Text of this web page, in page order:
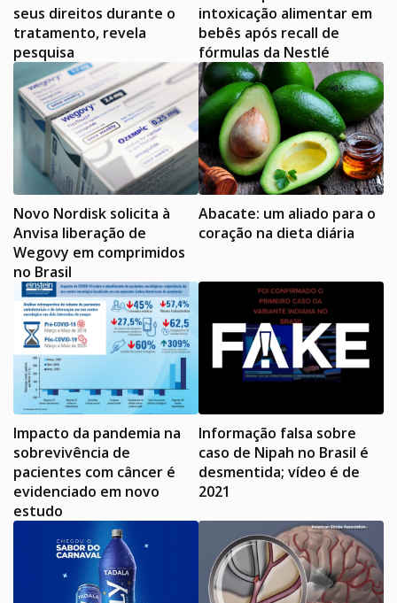
seus direitos durante o
tratamento, revela
pesquisa
intoxicação alimentar em
bebês após recall de
fórmulas da Nestlé
Novo Nordisk solicita à
Anvisa liberação de
Wegovy em comprimidos
no Brasil
Abacate: um aliado para o
coração na dieta diária
Impacto da pandemia na
sobrevivência de
pacientes com câncer é
evidenciado em novo
estudo
Informação falsa sobre
caso de Nipah no Brasil é
desmentida; vídeo é de
2021